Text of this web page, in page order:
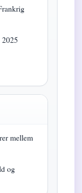
mellem
og